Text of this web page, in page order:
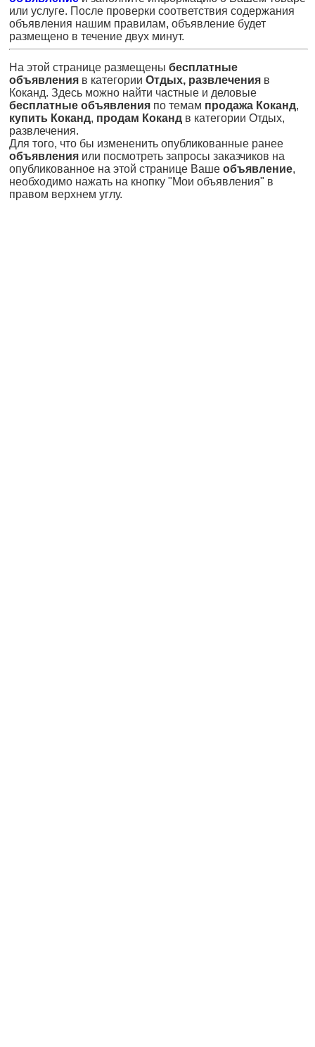
или услуге. После проверки соответствия содержания
объявления нашим правилам, объявление будет
размещено в течение двух минут.
На этой странице размещены бесплатные
объявления в категории Отдых, развлечения в
Коканд. Здесь можно найти частные и деловые
бесплатные объявления по темам продажа Коканд,
купить Коканд, продам Коканд в категории Отдых,
развлечения.
Для того, что бы измененить опубликованные ранее
объявления или посмотреть запросы заказчиков на
опубликованное на этой странице Ваше объявление,
необходимо нажать на кнопку "Мои объявления" в
правом верхнем углу.